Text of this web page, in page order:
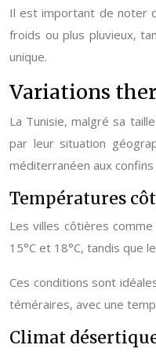
Il est important de noter
froids ou plus pluvieux,
unique.
Variations
La Tunisie, malgré sa
par leur situation
méditerranéen aux confins
Températures
Les villes côtières
15°C et 18°C, tandis que
Ces conditions sont
téméraires, avec une
Climat